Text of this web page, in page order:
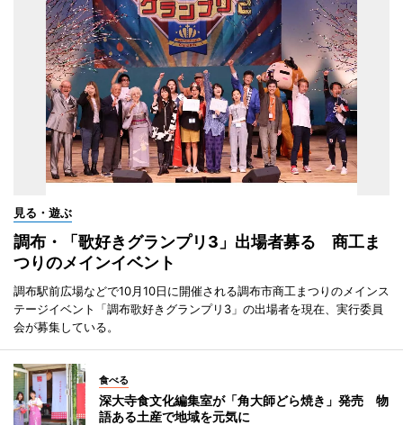
見る・遊ぶ
調布・「歌好きグランプリ3」出場者募る 商工ま
つりのメインイベント
調布駅前広場などで10月10日に開催される調布市商工まつりのメインス
テージイベント「調布歌好きグランプリ3」の出場者を現在、実行委員
会が募集している。
食べる
深大寺食文化編集室が「角大師どら焼き」発売 物
語ある土産で地域を元気に